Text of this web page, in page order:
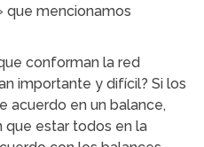
mencionamos
conforman la red
importante y difícil? Si los
acuerdo en un balance,
que estar todos en la